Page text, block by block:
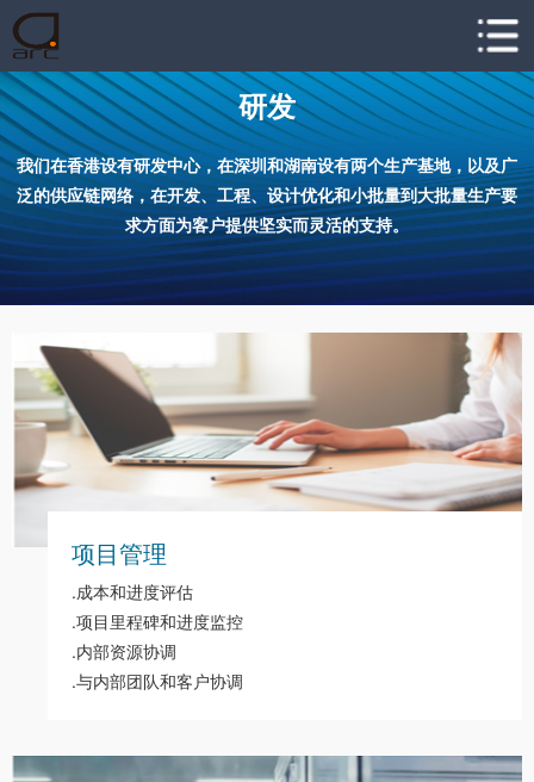
研发
我们在香港设有研发中心，在深圳和湖南设有两个生产基地，以及广
泛的供应链网络，在开发、工程、设计优化和小批量到大批量生产要
求方面为客户提供坚实而灵活的支持。
项目管理
.成本和进度评估
.项目里程碑和进度监控
.内部资源协调
.与内部团队和客户协调